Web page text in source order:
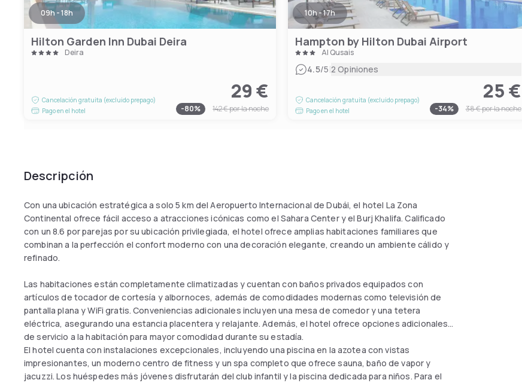
09h - 18h
Hilton Garden Inn Dubai Deira
Deira
Cancelación gratuita (excluido prepago)
Pago en el hotel
29 €
-80% 142 €por la noche
10h - 17h
Hampton by Hilton Dubai Airport
Al Qusais
4.5/5|2 Opiniones
Cancelación gratuita (excluido prepago)
Pago en el hotel
25 €
-34% 38 €por la noche
Descripción
Con una ubicación estratégica a solo 5 km del Aeropuerto Internacional de Dubái, el hotel La Zona
Continental ofrece fácil acceso a atracciones icónicas como el Sahara Center y el Burj Khalifa. Calificado
con un 8.6 por parejas por su ubicación privilegiada, el hotel ofrece amplias habitaciones familiares que
combinan a la perfección el confort moderno con una decoración elegante, creando un ambiente cálido y
refinado.
Las habitaciones están completamente climatizadas y cuentan con baños privados equipados con
artículos de tocador de cortesía y albornoces, además de comodidades modernas como televisión de
pantalla plana y WiFi gratis. Conveniencias adicionales incluyen una mesa de comedor y una tetera
eléctrica, asegurando una estancia placentera y relajante. Además, el hotel ofrece opciones adicionales
de servicio a la habitación para mayor comodidad durante su estadía.
El hotel cuenta con instalaciones excepcionales, incluyendo una piscina en la azotea con vistas
impresionantes, un moderno centro de fitness y un spa completo que ofrece sauna, baño de vapor y
jacuzzi. Los huéspedes más jóvenes disfrutarán del club infantil y la piscina dedicada para niños. Para el